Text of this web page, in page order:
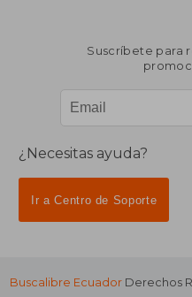
Suscríbete para
¿Necesitas ayuda?
Ir a Centro de Soporte
Buscalibre Ecuador Derechos